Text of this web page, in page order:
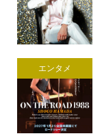
エンタメ